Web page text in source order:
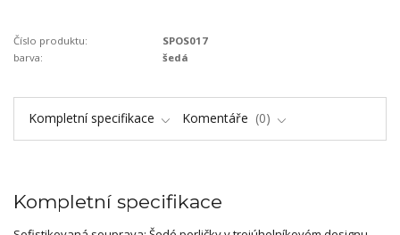
Číslo produktu:
SPOS017
barva:
šedá
Kompletní specifikace Komentáře 0
Kompletní specifikace